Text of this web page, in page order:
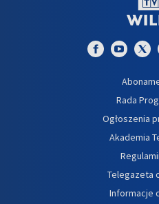
Rada
Ogłoszenia
Akademia
Telegazeta
Informacje